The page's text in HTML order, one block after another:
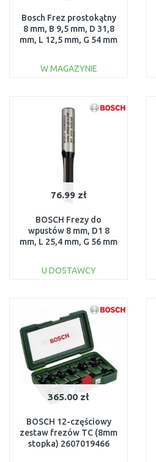
Bosch Frez prostokątny
8 mm, B 9,5 mm, D 31,8
mm, L 12,5 mm, G 54 mm
W MAGAZYNIE
Do porównania
76.99 zł
BOSCH Frezy do
wpustów 8 mm, D1 8
mm, L 25,4 mm, G 56 mm
U DOSTAWCY
Do porównania
365.00 zł
BOSCH 12-częściowy
zestaw frezów TC (8mm
stopka) 2607019466